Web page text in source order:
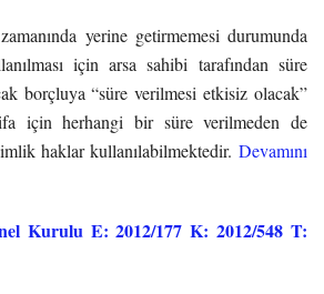
yerine getirmemesi durumunda
için arsa sahibi tarafından süre
borçluya “süre verilmesi etkisiz olacak”
için herhangi bir süre verilmeden de
haklar kullanılabilmektedir. Devamını
Kurulu E: 2012/177 K: 2012/548 T: